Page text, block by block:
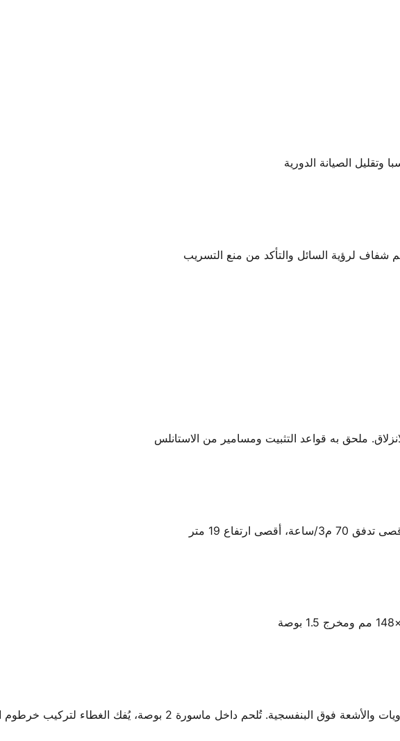
ملحق به قواعد التثبيت ومسامير من الاستانلس
داخل ماسورة 2 بوصة، يُفك الغطاء لتركيب خرطوم الشفط 1.5 بوصة